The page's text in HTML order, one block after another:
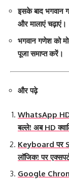
इसके बाद भगवान
और मालाएं चढ़ाएं।
भगवान गणेश को
पूजा समाप्त करें।
और पढ़े
WhatsApp
बल्ले! अब HD
Keyboard पर
लॉजिक! पर
Google